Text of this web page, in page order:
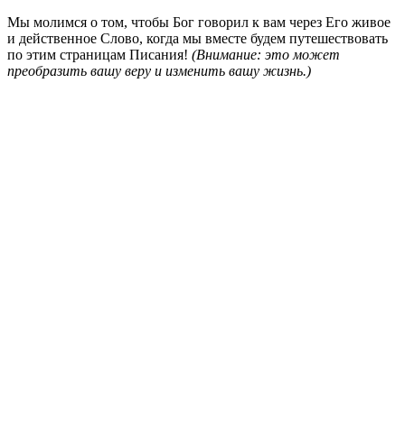
Мы молимся о том, чтобы Бог говорил к вам через Его живое
и действенное Слово, когда мы вместе будем путешествовать
по этим страницам Писания! (Внимание: это может
преобразить вашу веру и изменить вашу жизнь.)